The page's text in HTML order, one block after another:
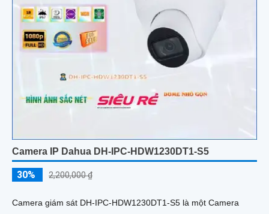
Camera IP Dahua DH-IPC-HDW1230DT1-S5
30% 2,200,000 ₫
Camera giám sát DH-IPC-HDW1230DT1-S5 là một Camera